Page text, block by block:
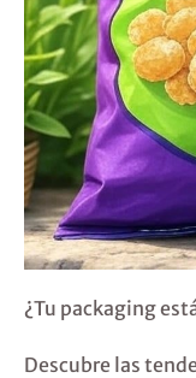
¿Tu packaging
Descubre las